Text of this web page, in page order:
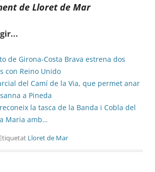
de Lloret de Mar
de Girona-Costa Brava estrena dos
con Reino Unido
del Camí de la Via, que permet anar
a Pineda
la tasca de la Banda i Cobla del
Maria amb…
Lloret de Mar